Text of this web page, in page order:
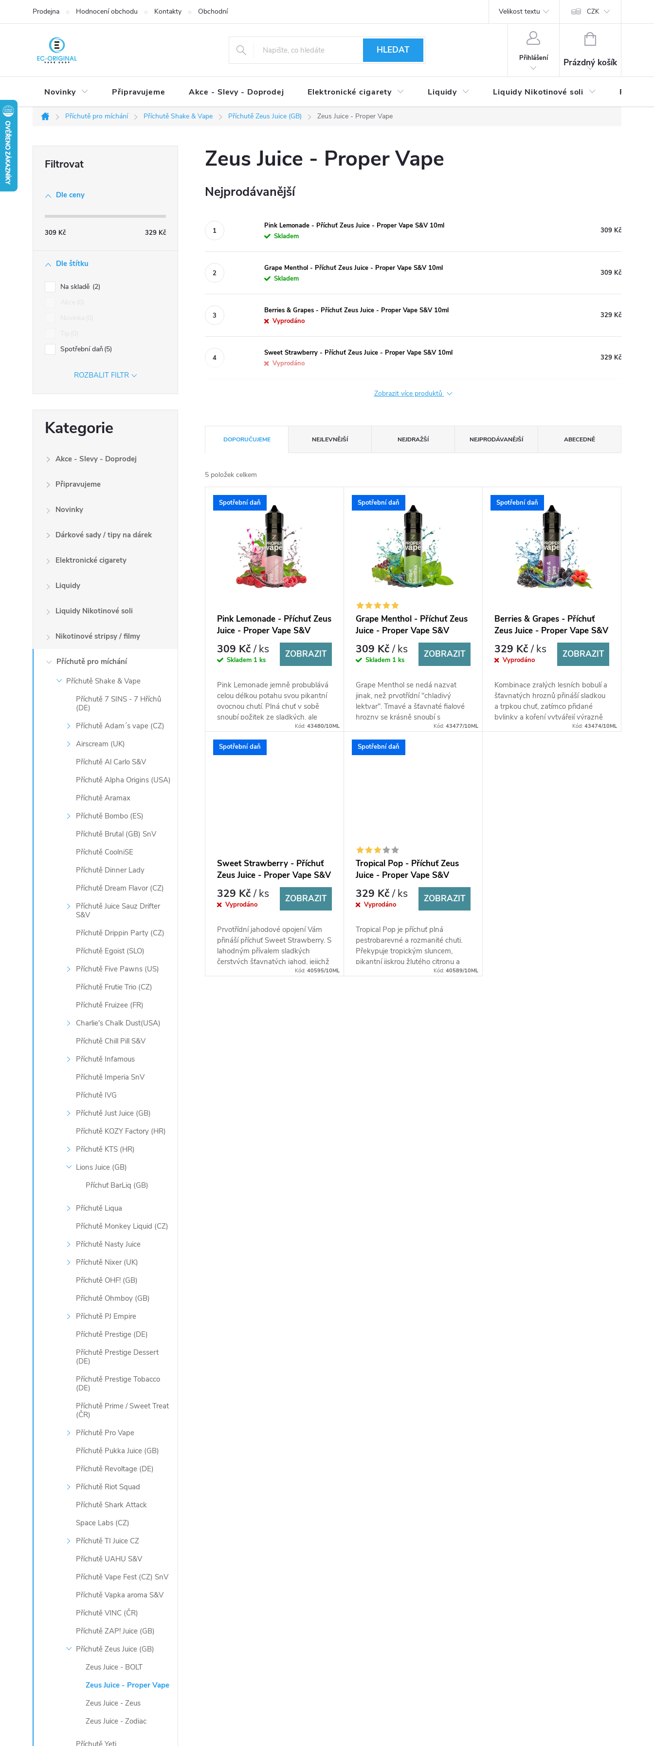
Prodejna Hodnocení obchodu Kontakty Obchodní podmínky Reklamační řád Vrácení zboží a reklamace
Velikost textu CZK
HLEDAT
Přihlášení
NÁKUPNÍ
Prázdný košík
Novinky Připravujeme Akce - Slevy - Doprodej Elektronické cigarety Liquidy Liquidy Nikotinové soli
Domů
Příchutě pro míchání Příchutě Shake & Vape Příchutě Zeus Juice (GB) Zeus Juice - Proper Vape
Dle ceny
309 Kč 329 Kč
Dle štítku
Na skladě 2
Spotřební daň 5
ROZBALIT FILTR
kategorie
Kategorie
Akce - Slevy - Doprodej
Připravujeme
Novinky
Dárkové sady / tipy na dárek
Elektronické cigarety
Liquidy
Liquidy Nikotinové soli
Nikotinové stripsy / filmy
Příchutě pro míchání
Příchutě Shake & Vape
Příchutě 7 SINS - 7 Hříchů
(DE)
Příchutě Adam´s vape (CZ)
Airscream (UK)
Příchutě Al Carlo S&V
Příchutě Alpha Origins (USA)
Příchutě Aramax
Příchutě Bombo (ES)
Příchutě Brutal (GB) SnV
Příchutě CoolniSE
Příchutě Dinner Lady
Příchutě Dream Flavor (CZ)
Příchutě Juice Sauz Drifter
S&V
Příchutě Drippin Party (CZ)
Příchutě Egoist (SLO)
Příchutě Five Pawns (US)
Příchutě Frutie Trio (CZ)
Příchutě Fruizee (FR)
Charlie's Chalk Dust(USA)
Příchutě Chill Pill S&V
Příchutě Infamous
Příchutě Imperia SnV
Příchutě IVG
Příchutě Just Juice (GB)
Příchutě KOZY Factory (HR)
Příchutě KTS (HR)
Lions Juice (GB)
Příchuť BarLiq (GB)
Příchutě Liqua
Příchutě Monkey Liquid (CZ)
Příchutě Nasty Juice
Příchutě Nixer (UK)
Příchutě OHF! (GB)
Příchutě Ohmboy (GB)
Příchutě PJ Empire
Příchutě Prestige (DE)
Příchutě Prestige Dessert
(DE)
Příchutě Prestige Tobacco
(DE)
Příchutě Prime / Sweet Treat
(ČR)
Příchutě Pro Vape
Příchutě Pukka Juice (GB)
Příchutě Revoltage (DE)
Příchutě Riot Squad
Příchutě Shark Attack
Space Labs (CZ)
Příchutě TI Juice CZ
Příchutě UAHU S&V
Příchutě Vape Fest (CZ) SnV
Příchutě Vapka aroma S&V
Příchutě VINC (ČR)
Příchutě ZAP! Juice (GB)
Příchutě Zeus Juice (GB)
Zeus Juice - BOLT
Zeus Juice - Proper Vape
Zeus Juice - Zeus
Zeus Juice - Zodiac
Příchutě Yeti
Zeus Juice - Proper Vape
Nejprodávanější
Pink Lemonade - Příchuť Zeus Juice - Proper Vape S&V 10ml
Skladem
309 Kč
Grape Menthol - Příchuť Zeus Juice - Proper Vape S&V 10ml
Skladem
309 Kč
Berries & Grapes - Příchuť Zeus Juice - Proper Vape S&V 10ml
Vyprodáno
329 Kč
Sweet Strawberry - Příchuť Zeus Juice - Proper Vape S&V 10ml
Vyprodáno
329 Kč
Zobrazit více produktů
e
n
DOPORUČUJEME NEJLEVNĚJŠÍ NEJDRAŽŠÍ NEJPRODÁVANĚJŠÍ ABECEDNĚ
5 položek celkem
Spotřební daň
Pink Lemonade - Příchuť Zeus
Juice - Proper Vape S&V
10ml
309 Kč/ ks
Skladem 1 ks
ZOBRAZIT
Pink Lemonade jemně probublává
celou délkou potahu svou pikantní
ovocnou chutí. Plná chuť v sobě
snoubí požitek ze sladkých, ale
přitom i příjemně trpkou chutí
malin,...
Kód:43480/10ML
Spotřební daň
Grape Menthol - Příchuť Zeus
Juice - Proper Vape S&V
10ml
309 Kč/ ks
Skladem 1 ks
ZOBRAZIT
Grape Menthol se nedá nazvat
jinak, než prvotřídní "chladivý
lektvar". Tmavé a šťavnaté fialové
hrozny se krásně snoubí s
harmonickým nádechem mentolu
a poskytují Vám...
Kód: 43477/10ML
Spotřební daň
Berries & Grapes - Příchuť
Zeus Juice - Proper Vape S&V
10ml
329 Kč/ ks
Vyprodáno
ZOBRAZIT
Kombinace zralých lesních bobulí a
šťavnatých hroznů přináší sladkou
a trpkou chuť, zatímco přidané
bylinky a koření vytvářejí výrazně
Kód: 43474/10ML
Spotřební daň
Sweet Strawberry - Příchuť
Zeus Juice - Proper Vape S&V
10ml
329 Kč/ ks
Vyprodáno
ZOBRAZIT
Prvotřídní jahodové opojení Vám
přináší příchuť Sweet Strawberry. S
lahodným přívalem sladkých
čerstvých šťavnatých jahod, jejichž
chuť provází celou délku potažení
Kód:40595/10ML
Spotřební daň
Tropical Pop - Příchuť Zeus
Juice - Proper Vape S&V
10ml
329 Kč/ ks
Vyprodáno
ZOBRAZIT
Tropical Pop je příchuť plná
pestrobarevné a rozmanité chuti.
Překypuje tropickým sluncem,
pikantní jiskrou žlutého citronu a
červeného grapefruitu, která je
Kód: 40589/10ML